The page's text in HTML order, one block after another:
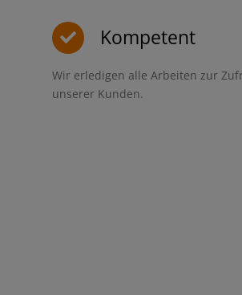
Kompetent
Wir erledigen alle Arbeiten zur
unserer Kunden.